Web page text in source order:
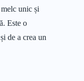
unic și
Este o
de a crea un